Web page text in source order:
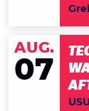
AUG.
07